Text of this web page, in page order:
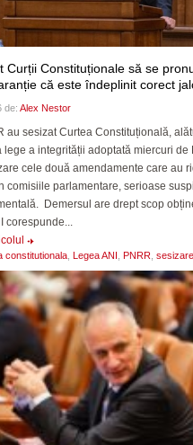
Curții Constituționale să se
că este îndeplinit corect
de: Alex Nestor
au sesizat Curtea Constituțională,
lege a integrității adoptată miercuri de
cele două amendamente care au
comisiile parlamentare, serioase
Demersul are drept scop
corespunde...
constitutionala Legea ANI PNRR sesizare